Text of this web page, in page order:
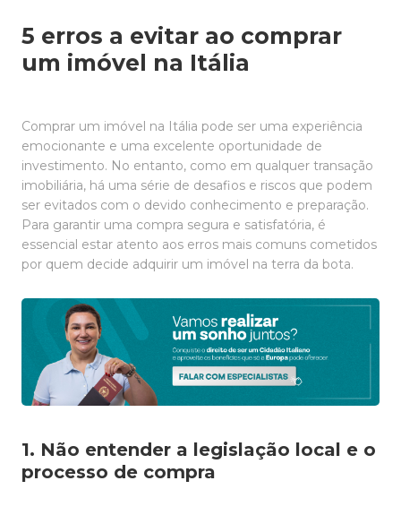
5 erros a evitar ao comprar
um imóvel na Itália
Comprar um imóvel na Itália pode ser uma experiência
emocionante e uma excelente oportunidade de
investimento. No entanto, como em qualquer transação
imobiliária, há uma série de desafios e riscos que podem
ser evitados com o devido conhecimento e preparação.
Para garantir uma compra segura e satisfatória, é
essencial estar atento aos erros mais comuns cometidos
por quem decide adquirir um imóvel na terra da bota.
1. Não entender a legislação local e o
processo de compra